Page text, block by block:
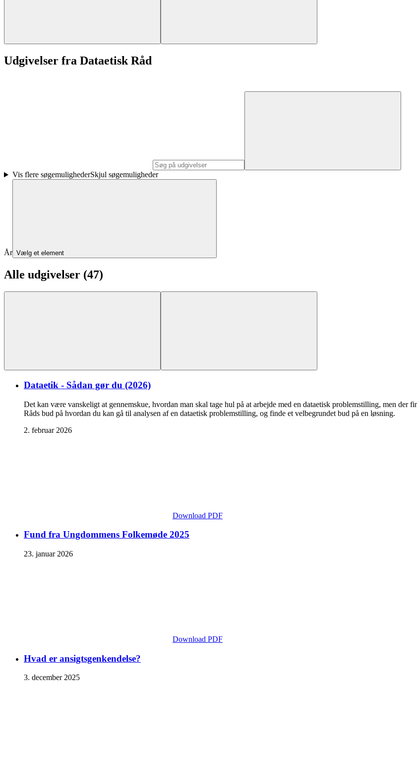
Udgivelser fra Dataetisk Råd
Vis flere søgemulighederSkjul søgemuligheder
År Vælg et element
Alle udgivelser (47)
Dataetik - Sådan gør du (2026)
Det kan være vanskeligt at gennemskue, hvordan man skal tage hul på at arbejde med en dataetisk problemstilling, men der
Råds bud på hvordan du kan gå til analysen af en dataetisk problemstilling, og finde et velbegrundet bud på en løsning.
2. februar 2026
Download PDF
Fund fra Ungdommens Folkemøde 2025
23. januar 2026
Download PDF
Hvad er ansigtsgenkendelse?
3. december 2025